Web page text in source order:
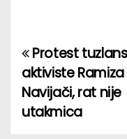
P
o
s
Protest
aktiviste
Navijači, rat nije
utakmica